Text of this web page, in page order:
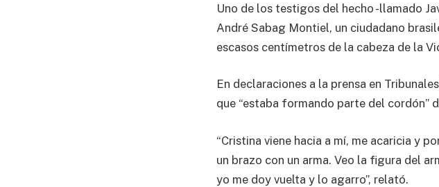
Uno de los testigos del hecho -llamado
André Sabag Montiel, un ciudadano
escasos centímetros de la cabeza de la
En declaraciones a la prensa en
que “estaba formando parte del cordón”
“Cristina viene hacia a mí, me acaricia y
un brazo con un arma. Veo la figura del
yo me doy vuelta y lo agarro”, relató.